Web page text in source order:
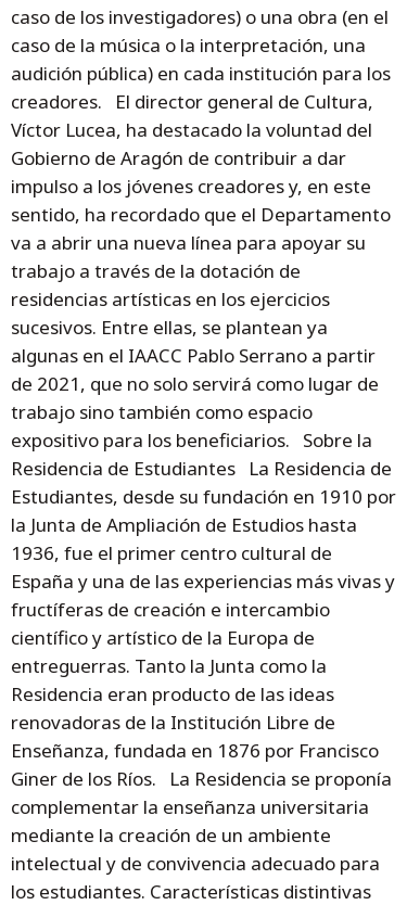
caso de los investigadores) o una obra (en el
caso de la música o la interpretación, una
audición pública) en cada institución para los
creadores. El director general de Cultura,
Víctor Lucea, ha destacado la voluntad del
Gobierno de Aragón de contribuir a dar
impulso a los jóvenes creadores y, en este
sentido, ha recordado que el Departamento
va a abrir una nueva línea para apoyar su
trabajo a través de la dotación de
residencias artísticas en los ejercicios
sucesivos. Entre ellas, se plantean ya
algunas en el IAACC Pablo Serrano a partir
de 2021, que no solo servirá como lugar de
trabajo sino también como espacio
expositivo para los beneficiarios. Sobre la
Residencia de Estudiantes La Residencia de
Estudiantes, desde su fundación en 1910 por
la Junta de Ampliación de Estudios hasta
1936, fue el primer centro cultural de
España y una de las experiencias más vivas y
fructíferas de creación e intercambio
científico y artístico de la Europa de
entreguerras. Tanto la Junta como la
Residencia eran producto de las ideas
renovadoras de la Institución Libre de
Enseñanza, fundada en 1876 por Francisco
Giner de los Ríos. La Residencia se proponía
complementar la enseñanza universitaria
mediante la creación de un ambiente
intelectual y de convivencia adecuado para
los estudiantes. Características distintivas